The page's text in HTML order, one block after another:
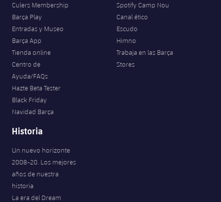
Culers Membership
Barça Play
Entradas y Museo
Barça App
Tienda online
Centro de
Ayuda/FAQs
Hazte Beta Tester
Black Friday
Navidad Barça
Spotify Camp Nou
Canal ético
Escudo
Himno
Trabaja en las Barça
Stores
Historia
Un nuevo horizonte
2008-20. Los mejores
años de nuestra
historia
La era del Dream